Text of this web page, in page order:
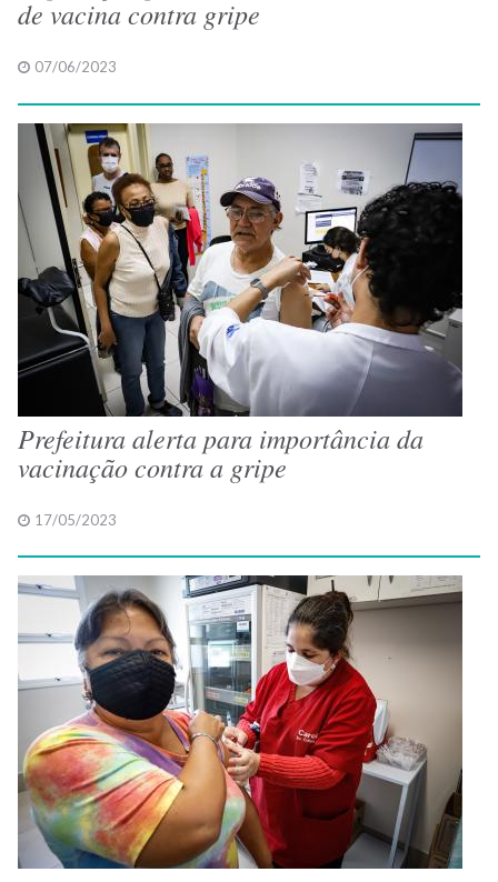
de vacina contra gripe
07/06/2023
Prefeitura alerta para importância da
vacinação contra a gripe
17/05/2023